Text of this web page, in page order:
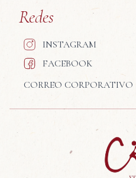
Redes
INSTAGRAM
FACEBOOK
CORREO CORPORATIVO